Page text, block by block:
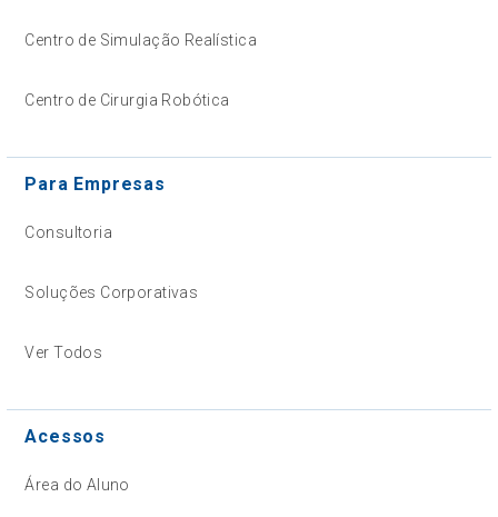
Centro de Simulação Realística
Centro de Cirurgia Robótica
Para Empresas
Consultoria
Soluções Corporativas
Ver Todos
Acessos
Área do Aluno